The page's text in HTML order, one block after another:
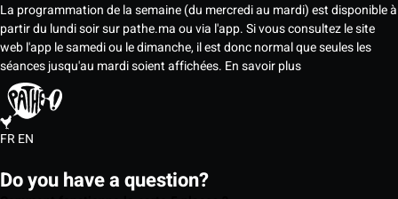
La programmation de la semaine (du mercredi au mardi) est disponible à
partir du lundi soir sur pathe.ma ou via l'app. Si vous consultez le site
web l'app le samedi ou le dimanche, il est donc normal que seules les
séances jusqu'au mardi soient affichées. En savoir plus
FREN
Do you have a question?